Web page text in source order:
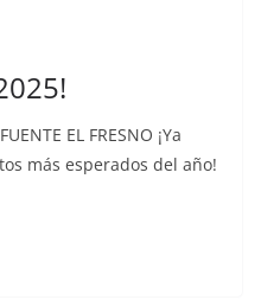
EL FRESNO ¡Ya
más esperados del año!